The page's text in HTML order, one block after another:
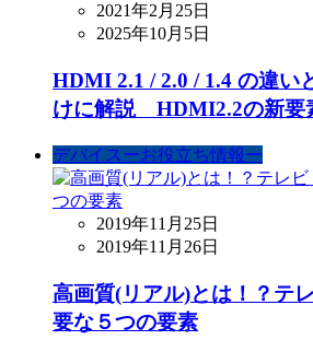
2021年2月25日
2025年10月5日
HDMI 2.1 / 2.0 / 1.4 の違い
けに解説 HDMI2.2の新要
デバイスーお役立ち情報ー
2019年11月25日
2019年11月26日
高画質(リアル)とは！？テ
要な５つの要素